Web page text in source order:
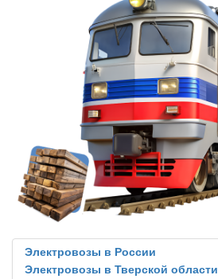
Электровозы в России
Электровозы в Тверской области